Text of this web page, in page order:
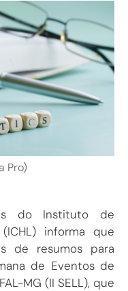
Pro)
do Instituto de
informa que
de resumos para
de Eventos de
MG (II SELL), que